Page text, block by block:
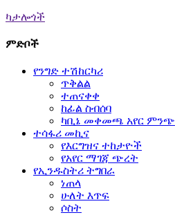
ካታሎጎች
ምድቦች
የንግድ ተሽከርካሪ
ጥቅልል
ተጠናቀቀ
ከፊል ስብሰባ
ካቢኔ መቀመጫ አየር ምንጭ
ተሳፋሪ መኪና
የእርግዝና ተከታዮች
የአየር ማገጃ ጭረት
የኢንዱስትሪ ትግበራ
ነጠላ
ሁለት እጥፍ
ሶስት